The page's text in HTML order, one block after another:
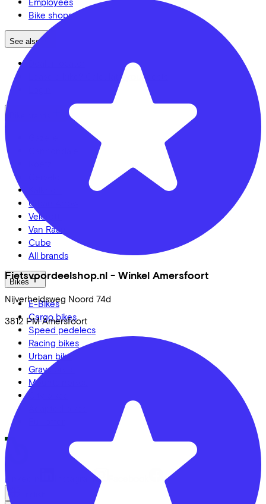
Fietsvoordeelshop.nl - Winkel Amersfoort
Nijverheidsweg Noord 74d
3812 PM Amersfoort
Bike shops
See also
Lease a bike? Calculate your costs
Urban Arrow
Veloretti
Van Raam
Cube
All brands
Bikes
E-Bikes
Cargo bikes
Speed pedelecs
Racing bikes
Urban bike
Gravelbikes
Mountainbikes
LinkedIn Instagram